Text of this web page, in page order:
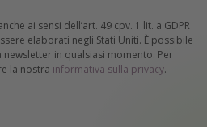
ai sensi dell’art. 49 cpv. 1 lit. a GDPR
elaborati negli Stati Uniti. È possibile
in qualsiasi momento. Per
la nostra informativa sulla privacy.